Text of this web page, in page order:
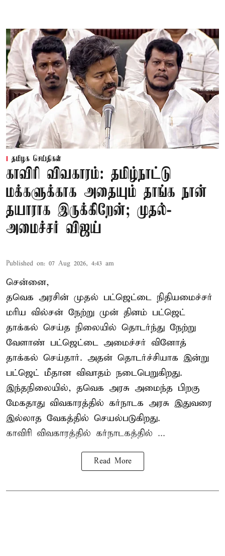
தமிழக செய்திகள்
காவிரி விவகாரம்: தமிழ்நாட்டு
மக்களுக்காக அதையும் தாங்க நான்
தயாராக இருக்கிறேன்; முதல்-
அமைச்சர் விஜய்
Published on: 07 Aug 2026, 4:43 am
சென்னை,
தவெக அரசின் முதல் பட்ஜெட்டை நிதியமைச்சர்
மரிய வில்சன் நேற்று முன் தினம் பட்ஜெட்
தாக்கல் செய்த நிலையில் தொடர்ந்து நேற்று
வேளாண் பட்ஜெட்டை அமைச்சர் வினோத்
தாக்கல் செய்தார். அதன் தொடர்ச்சியாக இன்று
பட்ஜெட் மீதான விவாதம் நடைபெறுகிறது.
இந்தநிலையில், தவெக அரசு அமைந்த பிறகு
மேகதாது விவகாரத்தில் கர்நாடக அரசு இதுவரை
இல்லாத வேகத்தில் செயல்படுகிறது.
காவிரி விவகாரத்தில் கர்நாடகத்தில் ...
Read More